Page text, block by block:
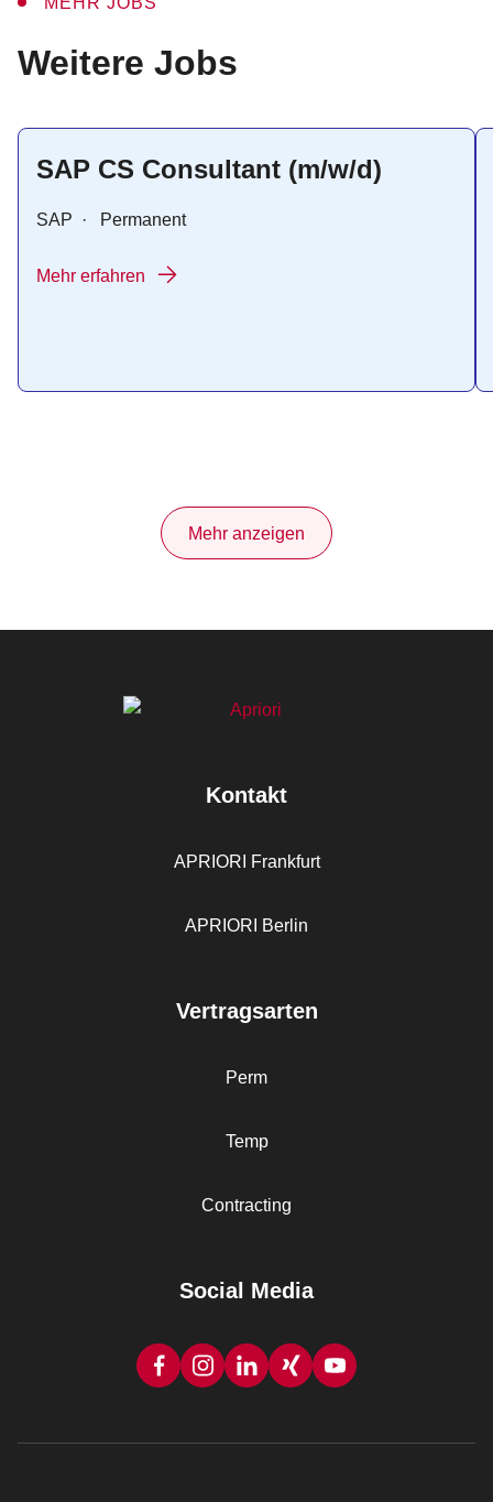
:
Weitere Jobs
SAP CS Consultant (m/w/d)
SAP · Permanent
Mehr erfahren
Mehr anzeigen
Kontakt
APRIORI Frankfurt
APRIORI Berlin
Vertragsarten
Perm
Temp
Contracting
Social Media